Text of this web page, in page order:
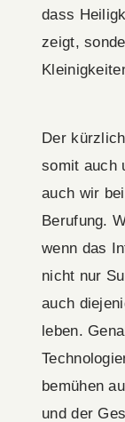
dass
zeigt,
Der
somit auch
auch wir
Berufung.
wenn das
nicht nur
auch
leben.
bemühen
und der